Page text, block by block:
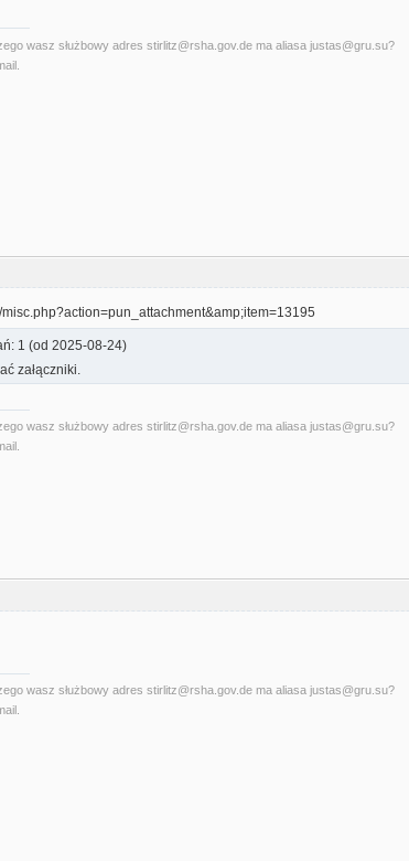
wasz służbowy adres stirlitz@rsha.gov.de ma aliasa justas@gru.su?
1 (od 2025-08-24)
załączniki.
wasz służbowy adres stirlitz@rsha.gov.de ma aliasa justas@gru.su?
wasz służbowy adres stirlitz@rsha.gov.de ma aliasa justas@gru.su?